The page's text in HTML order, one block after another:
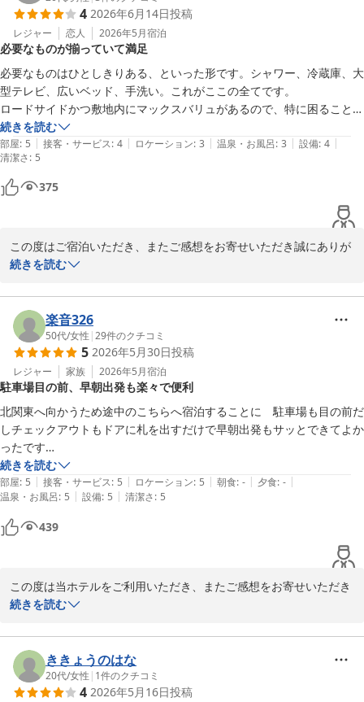
また、コンテナホテルならではの静かな環境や、防音性についても
ご評価いただきありがとうございます。一方で、客室内の音につき
ましては、ご不便をおかけし申し訳ございません。いただいたご意
見は、今後の施設づくりやサービス向上の参考とさせていただきま
す。
さらに、フロントスタッフの対応について「とても親切」とのお言
葉を頂戴し、心より感謝申し上げます。スタッフにとって大変励み
になるお言葉です。
これからも、お客様に安心して快適にお過ごしいただけるホテルを
目指し、清潔な施設と心を込めたおもてなしに努めてまいります。
またお近くへお越しの際は、ぜひ blue quad hotel 諏訪をご利用く
ださいませ。
ｂｌｕｅ ｑｕａｄ ｈｏｔｅｌ 諏訪
2026-07-21
4 2026年6月14日投稿
レジャー 恋人 2026年5月宿泊
必要なものが揃っていて満足
必要なものはひとしきりある、といった形です。シャワー、冷蔵庫、大
型テレビ、広いベッド、手洗い。これがここの全てです。
ロードサイドかつ敷地内にマックスバリュがあるので、特に困ることも
なく。
温泉街からも車で15分程度なので、日帰りで入ってここに泊まるのも
いいかと思います。
これでいいんだよ、これで。
続きを読む
部屋: 5 | 接客・サービス: 4 | ロケーション: 3 | 温泉・お風呂: 3 | 設備: 4 |
清潔さ: 5
375
この度はご宿泊いただき、またご感想をお寄せいただき誠にありが
とうございます。
「これでいいんだよ、これで。」とのお言葉をいただき、大変嬉し
く拝見いたしました。
当ホテルは、シャワーや大型冷蔵庫、プロジェクターによる大画面
視聴設備、広々としたベッドなど、快適にお過ごしいただくための
設備を厳選してご用意しております。ご満足いただけたようで何よ
りでございます。
また、敷地内のマックスバリュや周辺の飲食店、諏訪エリアの温泉
施設なども併せてご活用いただき、便利にお過ごしいただけたご様
子で安心いたしました。
これからもシンプルながら快適で、気軽にご利用いただけるホテル
を目指してまいります。
スタッフ一同、心よりお待ちしております。
ｂｌｕｅ ｑｕａｄ ｈｏｔｅｌ 諏訪
2026-06-14
続きを読む
楽音326
50代/女性 |29件のクチコミ
5 2026年5月30日投稿
レジャー 家族 2026年5月宿泊
駐車場目の前、早朝出発も楽々で便利
北関東へ向かうため途中のこちらへ宿泊することに　駐車場も目の前だ
しチェックアウトもドアに札を出すだけで早朝出発もサッとできてよか
ったです
長期滞在や旅の途中など気軽に使用するにはベストな選択でした
周囲にはコンビニや焼肉など飲食店もありICそばなのもポイント高いで
すね
続きを読む
部屋: 5 | 接客・サービス: 5 | ロケーション: 5 | 朝食: - | 夕食: - |
温泉・お風呂: 5 | 設備: 5 | 清潔さ: 5
439
この度は当ホテルをご利用いただき、またご感想をお寄せいただき
誠にありがとうございます。
駐車場が客室の目の前にあり、早朝のご出発もスムーズに行えたと
のこと、大変嬉しく拝読いたしました。
当ホテルは非対面でのチェックアウトが可能なため、お急ぎのご予
定があるお客様にも便利にご利用いただけるよう努めております。
続きを読む
ききょうのはな
20代/女性 | 1件のクチコミ
4 2026年5月16日投稿